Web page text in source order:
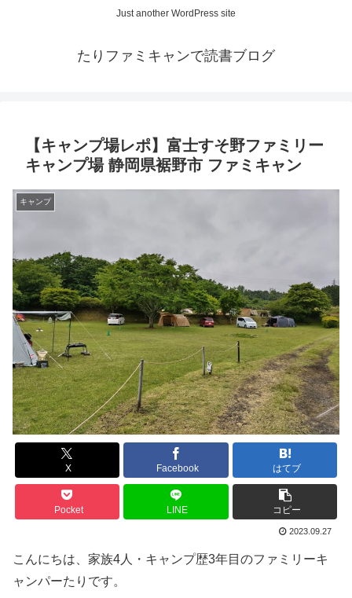
Just another WordPress site
たりファミキャンで読書ブログ
【キャンプ場レポ】富士すそ野ファミリー
キャンプ場 静岡県裾野市 ファミキャン
キャンプ
X Facebook はてブ
Pocket LINE コピー
2023.09.27
こんにちは、家族4人・キャンプ歴3年目のファミリーキ
ャンパーたりです。